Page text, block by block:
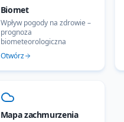
Biomet
Wpływ pogody na zdrowie –
prognoza
biometeorologiczna
Otwórz
Mapa zachmurzenia